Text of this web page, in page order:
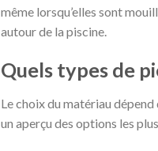
même lorsqu’elles sont
autour de la piscine.
Quels types de
Le choix du matériau
un aperçu des options les